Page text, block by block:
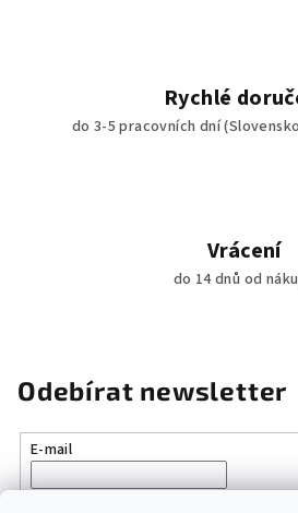
v
ý
p
Rychlé
do 3-5 pracovních dní
Vrácení
do 14 dnů od
Odebírat newsletter
E-mail